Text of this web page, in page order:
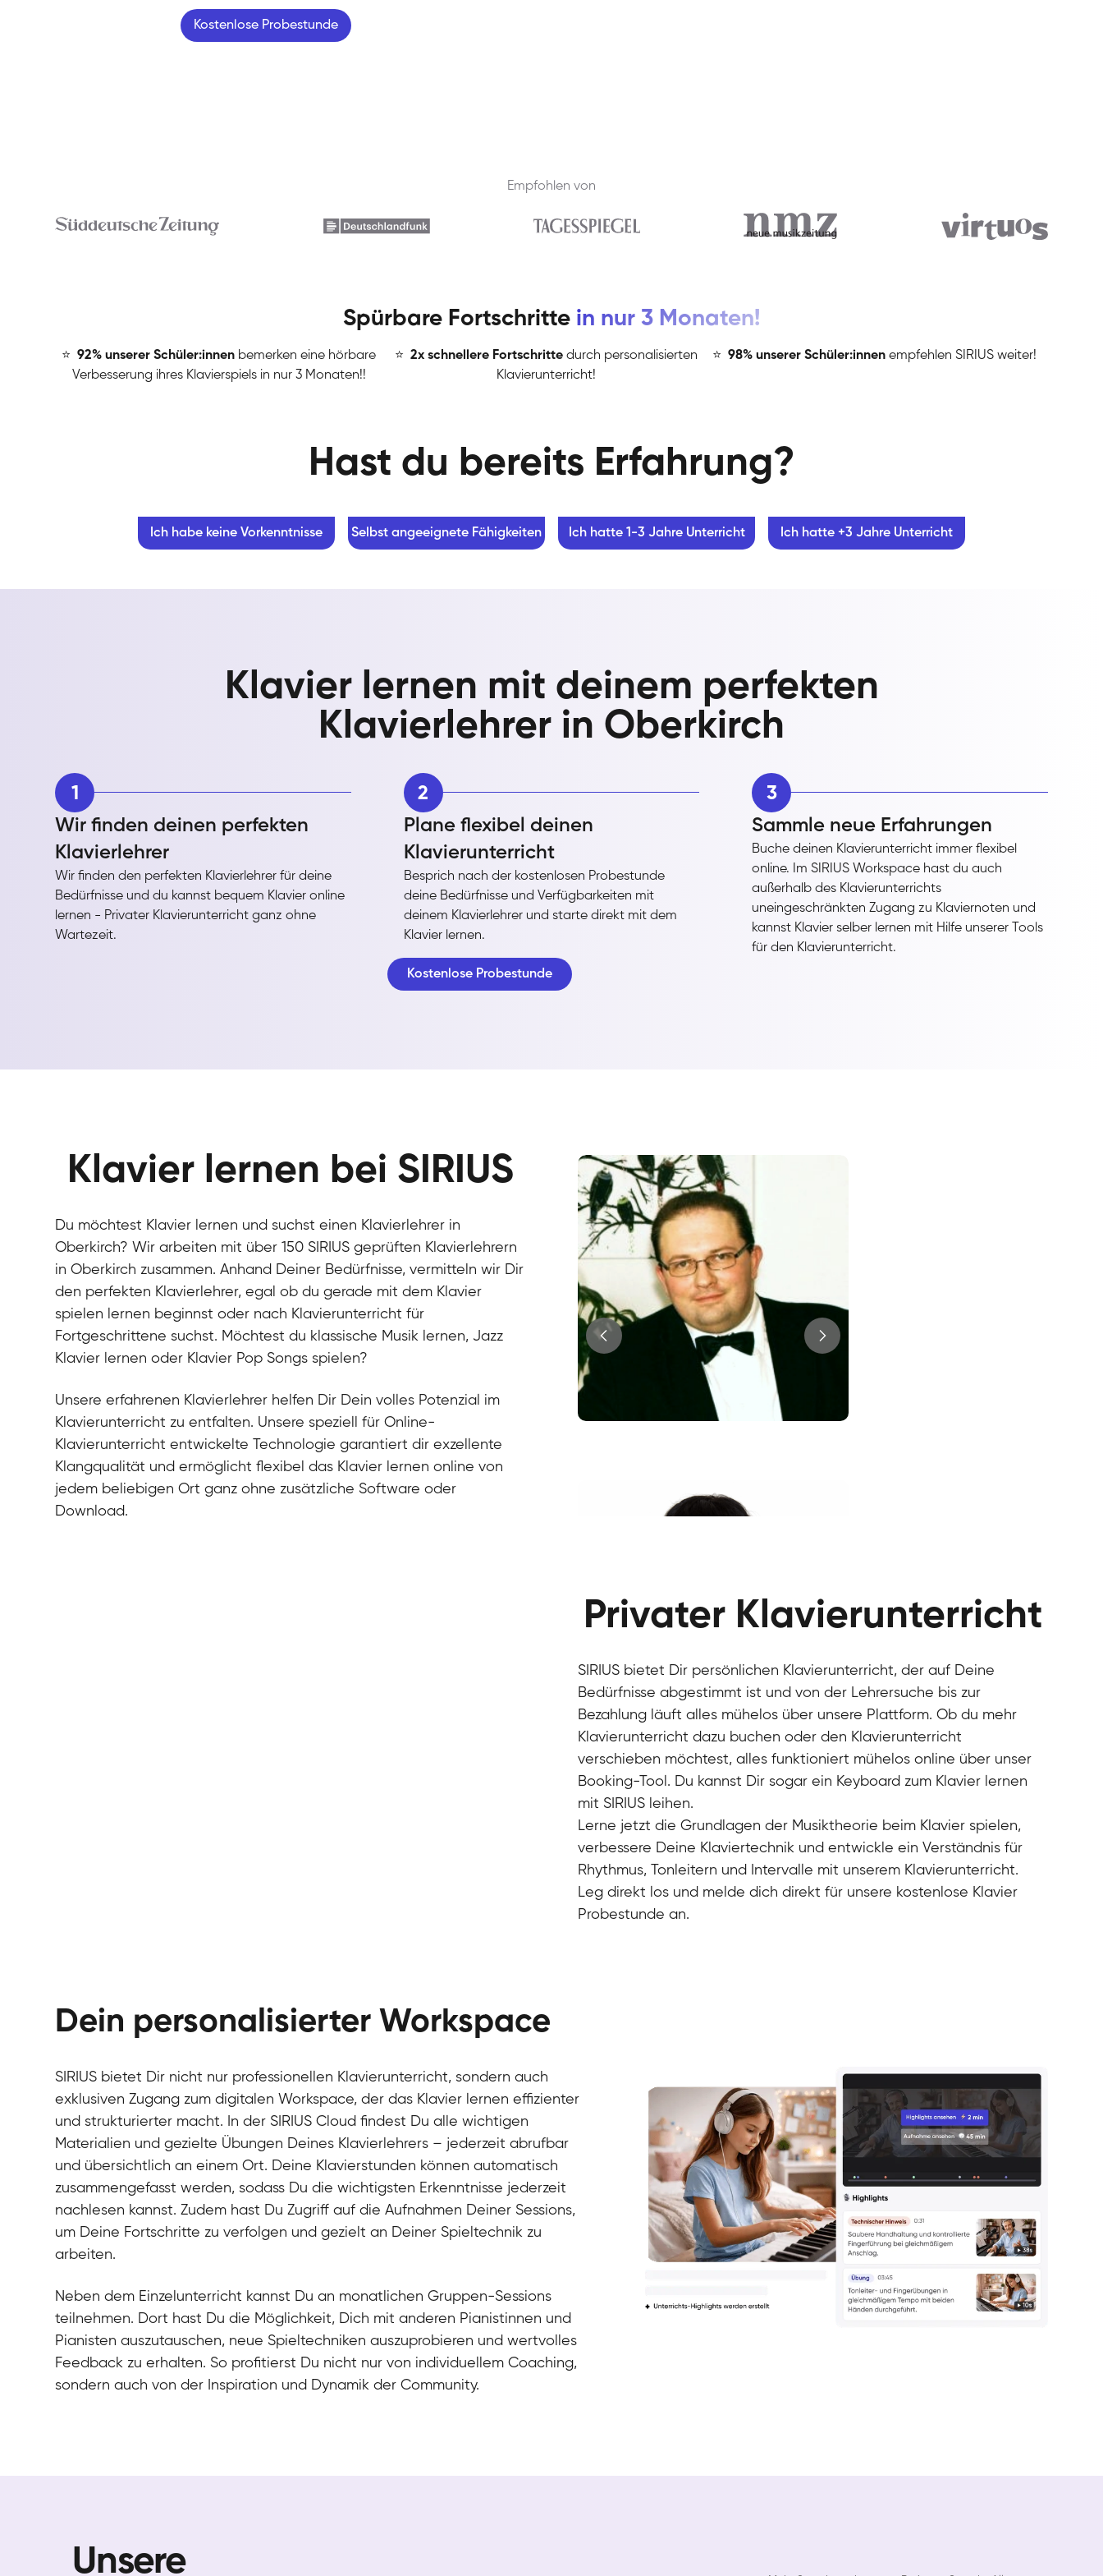
Kostenlose Probestunde
Empfohlen von
Spürbare Fortschritte in nur 3 Monaten!
⭐ ️92% unserer Schüler:innen bemerken eine hörbare
Verbesserung ihres Klavierspiels in nur 3 Monaten!!
⭐ ️2x schnellere Fortschritte durch personalisierten
Klavierunterricht!
⭐ 98% unserer Schüler:innen empfehlen SIRIUS weiter!
Hast du bereits Erfahrung?
Ich habe keine Vorkenntnisse Selbst angeeignete Fähigkeiten Ich hatte 1-3 Jahre Unterricht Ich hatte +3 Jahre Unterricht
Klavier lernen mit deinem perfekten
Klavierlehrer in Oberkirch
1
Wir finden deinen perfekten
Klavierlehrer
Wir finden den perfekten Klavierlehrer für deine
Bedürfnisse und du kannst bequem Klavier online
lernen - Privater Klavierunterricht ganz ohne
Wartezeit.
2
Plane flexibel deinen
Klavierunterricht
Besprich nach der kostenlosen Probestunde
deine Bedürfnisse und Verfügbarkeiten mit
deinem Klavierlehrer und starte direkt mit dem
Klavier lernen.
3
Sammle neue Erfahrungen
Buche deinen Klavierunterricht immer flexibel
online. Im SIRIUS Workspace hast du auch
außerhalb des Klavierunterrichts
uneingeschränkten Zugang zu Klaviernoten und
kannst Klavier selber lernen mit Hilfe unserer Tools
für den Klavierunterricht.
Kostenlose Probestunde
Klavier lernen bei SIRIUS
Du möchtest Klavier lernen und suchst einen Klavierlehrer in
Oberkirch? Wir arbeiten mit über 150 SIRIUS geprüften Klavierlehrern
in Oberkirch zusammen. Anhand Deiner Bedürfnisse, vermitteln wir Dir
den perfekten Klavierlehrer, egal ob du gerade mit dem Klavier
spielen lernen beginnst oder nach Klavierunterricht für
Fortgeschrittene suchst. Möchtest du klassische Musik lernen, Jazz
Klavier lernen oder Klavier Pop Songs spielen?
Unsere erfahrenen Klavierlehrer helfen Dir Dein volles Potenzial im
Klavierunterricht zu entfalten. Unsere speziell für Online-
Klavierunterricht entwickelte Technologie garantiert dir exzellente
Klangqualität und ermöglicht flexibel das Klavier lernen online von
jedem beliebigen Ort ganz ohne zusätzliche Software oder
Download.
Klavier / Piano / Flügel
Klavier / Piano / Flügel
Charlotte
Klavier / Piano / Flügel
Klavier / Piano / Flügel
Klavier / Piano / Flügel
Klavier / Piano / Flügel
Klavier / Piano / Flügel
Klavier / Piano / Flügel
Klavier / Piano / Flügel
Privater Klavierunterricht
SIRIUS bietet Dir persönlichen Klavierunterricht, der auf Deine
Bedürfnisse abgestimmt ist und von der Lehrersuche bis zur
Bezahlung läuft alles mühelos über unsere Plattform. Ob du mehr
Klavierunterricht dazu buchen oder den Klavierunterricht
verschieben möchtest, alles funktioniert mühelos online über unser
Booking-Tool. Du kannst Dir sogar ein Keyboard zum Klavier lernen
mit SIRIUS leihen.
Lerne jetzt die Grundlagen der Musiktheorie beim Klavier spielen,
verbessere Deine Klaviertechnik und entwickle ein Verständnis für
Rhythmus, Tonleitern und Intervalle mit unserem Klavierunterricht.
Leg direkt los und melde dich direkt für unsere kostenlose Klavier
Probestunde an.
Dein personalisierter Workspace
SIRIUS bietet Dir nicht nur professionellen Klavierunterricht, sondern auch
exklusiven Zugang zum digitalen Workspace, der das Klavier lernen effizienter
und strukturierter macht. In der SIRIUS Cloud findest Du alle wichtigen
Materialien und gezielte Übungen Deines Klavierlehrers – jederzeit abrufbar
und übersichtlich an einem Ort. Deine Klavierstunden können automatisch
zusammengefasst werden, sodass Du die wichtigsten Erkenntnisse jederzeit
nachlesen kannst. Zudem hast Du Zugriff auf die Aufnahmen Deiner Sessions,
um Deine Fortschritte zu verfolgen und gezielt an Deiner Spieltechnik zu
arbeiten.
Neben dem Einzelunterricht kannst Du an monatlichen Gruppen-Sessions
teilnehmen. Dort hast Du die Möglichkeit, Dich mit anderen Pianistinnen und
Pianisten auszutauschen, neue Spieltechniken auszuprobieren und wertvolles
Feedback zu erhalten. So profitierst Du nicht nur von individuellem Coaching,
sondern auch von der Inspiration und Dynamik der Community.
Unsere